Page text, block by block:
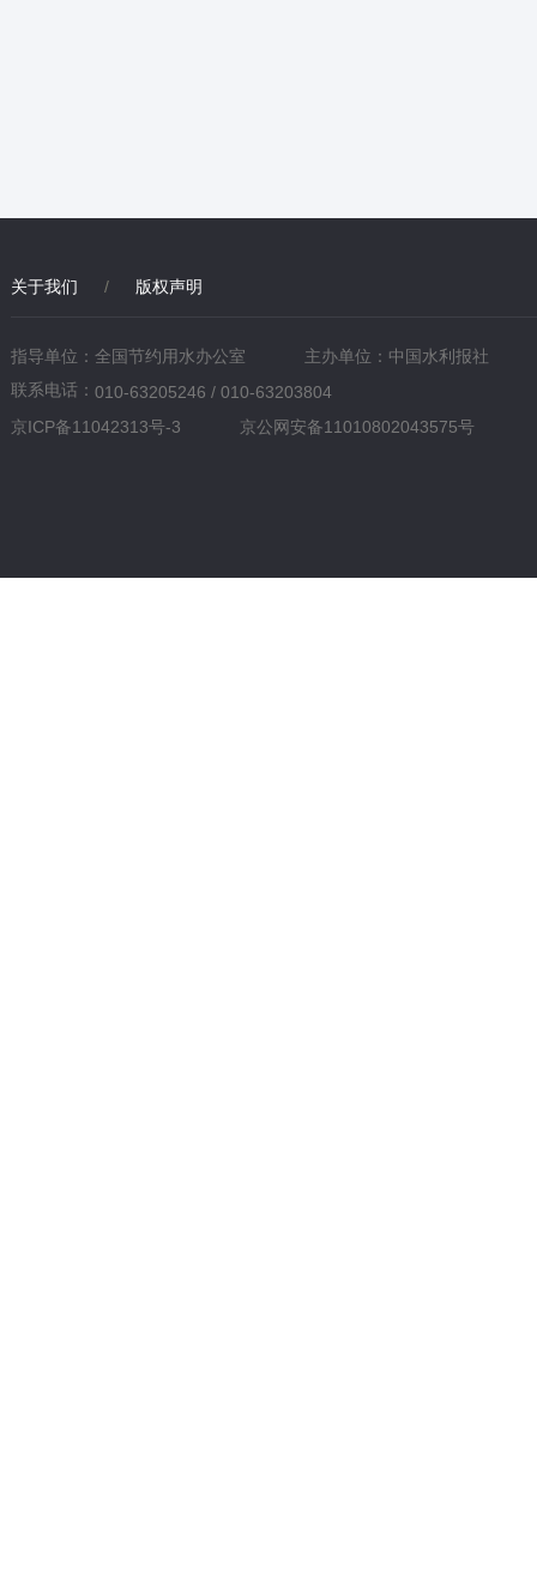
关于我们 / 版权声明
指导单位：全国节约用水办公室
主办单位：中国水利报社
联系电话： 010-63205246 / 010-63203804
京ICP备11042313号-3
京公网安备11010802043575号